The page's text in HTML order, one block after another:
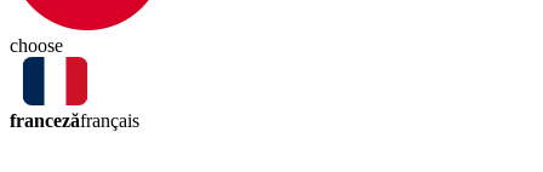
choose
francezăfrançais